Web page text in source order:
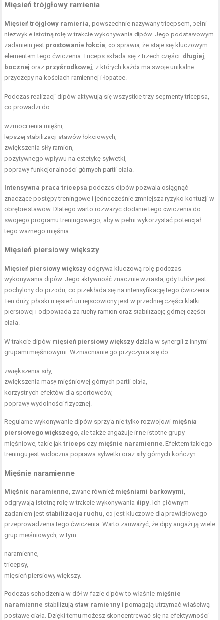
Mięsień trójgłowy ramienia
Mięsień trójgłowy ramienia, powszechnie nazywany tricepsem, pełni
niezwykle istotną rolę w trakcie wykonywania dipów. Jego podstawowym
zadaniem jest prostowanie łokcia, co sprawia, że staje się kluczowym
elementem tego ćwiczenia. Triceps składa się z trzech części: długiej,
bocznej oraz przyśrodkowej, z których każda ma swoje unikalne
przyczepy na kościach ramiennej i łopatce.
Podczas realizacji dipów aktywują się wszystkie trzy segmenty tricepsa,
co prowadzi do:
wzmocnienia mięśni,
lepszej stabilizacji stawów łokciowych,
zwiększenia siły ramion,
pozytywnego wpływu na estetykę sylwetki,
poprawy funkcjonalności górnych partii ciała.
Intensywna praca tricepsa podczas dipów pozwala osiągnąć
znaczące postępy treningowe i jednocześnie zmniejsza ryzyko kontuzji w
obrębie stawów. Dlatego warto rozważyć dodanie tego ćwiczenia do
swojego programu treningowego, aby w pełni wykorzystać potencjał
tego ważnego mięśnia.
Mięsień piersiowy większy
Mięsień piersiowy większy odgrywa kluczową rolę podczas
wykonywania dipów. Jego aktywność znacznie wzrasta, gdy tułów jest
pochylony do przodu, co przekłada się na intensyfikację tego ćwiczenia.
Ten duży, płaski mięsień umiejscowiony jest w przedniej części klatki
piersiowej i odpowiada za ruchy ramion oraz stabilizację górnej części
ciała.
W trakcie dipów mięsień piersiowy większy działa w synergii z innymi
grupami mięśniowymi. Wzmacnianie go przyczynia się do:
zwiększenia siły,
zwiększenia masy mięśniowej górnych partii ciała,
korzystnych efektów dla sportowców,
poprawy wydolności fizycznej.
Regularne wykonywanie dipów sprzyja nie tylko rozwojowi mięśnia
piersiowego większego, ale także angażuje inne istotne grupy
mięśniowe, takie jaktriceps czy mięśnie naramienne. Efektem takiego
treningu jest widoczna poprawa sylwetki oraz siły górnych kończyn.
Mięśnie naramienne
Mięśnie naramienne, zwane również mięśniami barkowymi,
odgrywają istotną rolę w trakcie wykonywania dipy. Ich głównym
zadaniem jest stabilizacja ruchu, co jest kluczowe dla prawidłowego
przeprowadzenia tego ćwiczenia. Warto zauważyć, że dipy angażują wiele
grup mięśniowych, w tym:
naramienne,
tricepsy,
mięsień piersiowy większy.
Podczas schodzenia w dół w fazie dipów to właśnie mięśnie
naramienne stabilizują staw ramienny i pomagają utrzymać właściwą
postawę ciała. Dzięki temu możesz skoncentrować się na efektywności